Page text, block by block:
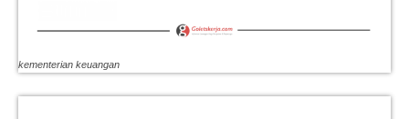
kementerian keuangan